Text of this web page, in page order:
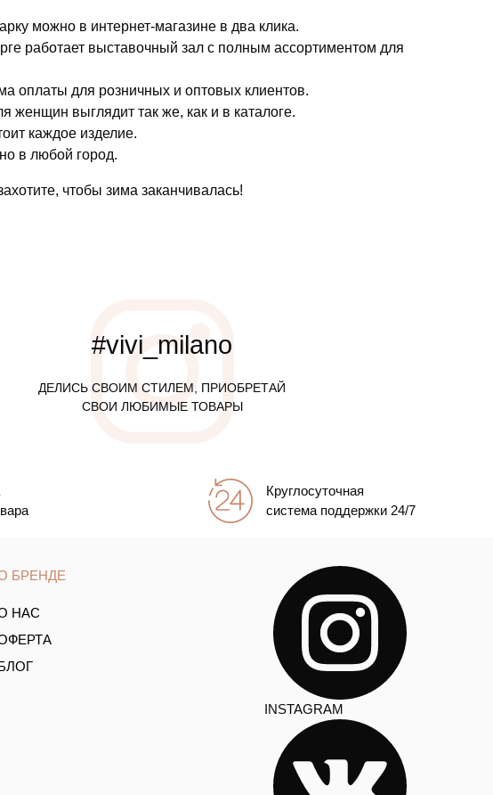
можно в интернет-магазине в два клика.
работает выставочный зал с полным ассортиментом для
оплаты для розничных и оптовых клиентов.
выглядит так же, как и в каталоге.
каждое изделие.
в любой город.
чтобы зима заканчивалась!
#vivi_milano
ДЕЛИСЬ СВОИМ СТИЛЕМ, ПРИОБРЕТАЙ
СВОИ ЛЮБИМЫЕ ТОВАРЫ
Круглосуточная
система поддержки 24/7
БРЕНДЕ
НАС
INSTAGRAM